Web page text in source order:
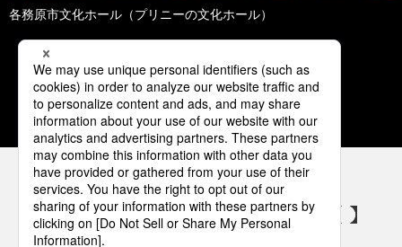
各務原市文化ホール（プリニーの文化ホール）
1 2 3 4 5
パナソニックの電気設備 SNSアカウント